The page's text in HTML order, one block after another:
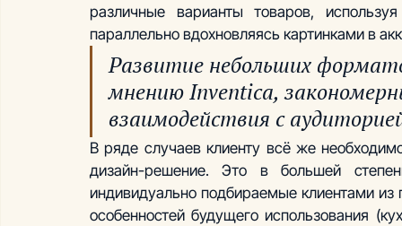
различные варианты товаров,
параллельно вдохновляясь картинками в
Развитие небольших
мнению Inventica,
взаимодействия с
В ряде случаев клиенту всё же
дизайн-решение. Это в большей
индивидуально подбираемые клиентами
особенностей будущего использования